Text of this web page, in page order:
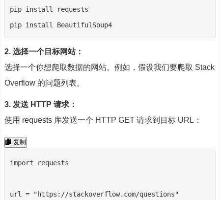
pip install requests
pip install BeautifulSoup4
2. 选择一个目标网站：
选择一个你想爬取数据的网站。例如，假设我们要爬取 Stack
Overflow 的问题列表。
3. 发送 HTTP 请求：
使用 requests 库发送一个 HTTP GET 请求到目标 URL：
复制
import requests
url = "https://stackoverflow.com/questions"